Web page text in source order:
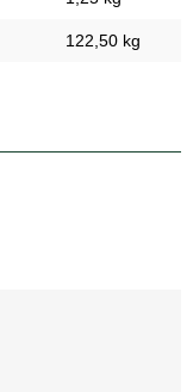
122,50 kg